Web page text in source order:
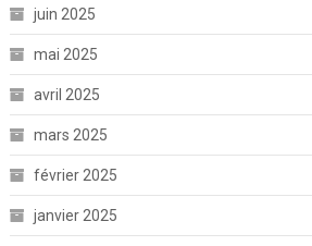
juin 2025
mai 2025
avril 2025
mars 2025
février 2025
janvier 2025